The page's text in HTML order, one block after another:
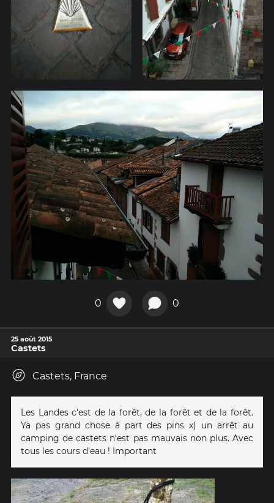
0 0
25 août 2015
Castets
Castets, France
Les Landes c'est de la forêt, de la forêt et de la forêt.
Ya pas grand chose à part des pins x) un arrêt au
camping de castets n'est pas mauvais non plus. Avec
tous les cours d'eau ! Important